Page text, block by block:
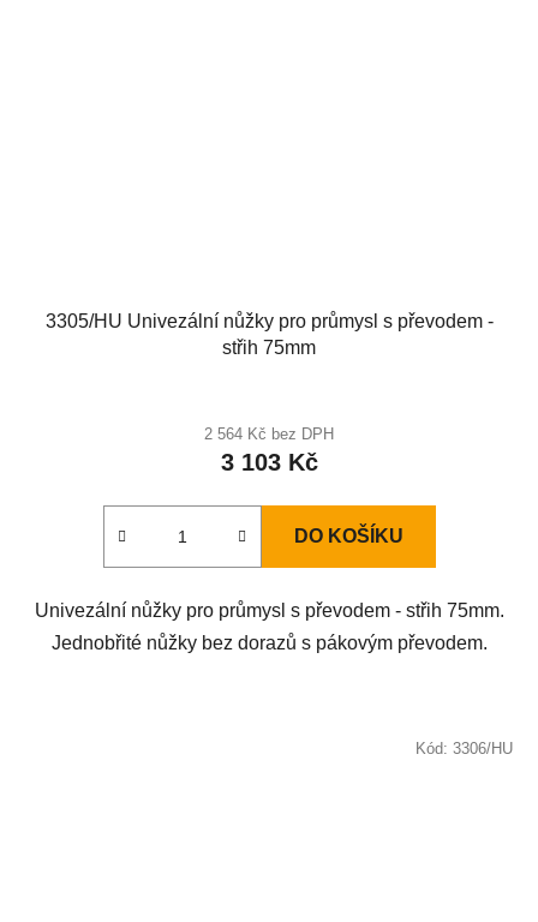
3305/HU Univezální nůžky pro průmysl s převodem -
střih 75mm
2 564 Kč bez DPH
3 103 Kč
DO KOŠÍKU
Univezální nůžky pro průmysl s převodem - střih 75mm.
Jednobřité nůžky bez dorazů s pákovým převodem.
Kód: 3306/HU